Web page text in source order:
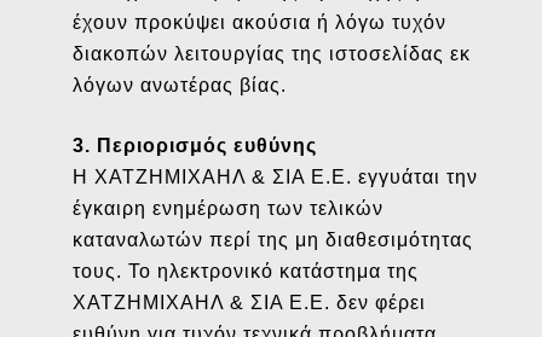
έχουν προκύψει ακούσια ή λόγω τυχόν
διακοπών λειτουργίας της ιστοσελίδας εκ
λόγων ανωτέρας βίας.
3. Περιορισμός ευθύνης
Η ΧΑΤΖΗΜΙΧΑΗΛ & ΣΙΑ Ε.Ε. εγγυάται την
έγκαιρη ενημέρωση των τελικών
καταναλωτών περί της μη διαθεσιμότητας
τους. Το ηλεκτρονικό κατάστημα της
ΧΑΤΖΗΜΙΧΑΗΛ & ΣΙΑ Ε.Ε. δεν φέρει